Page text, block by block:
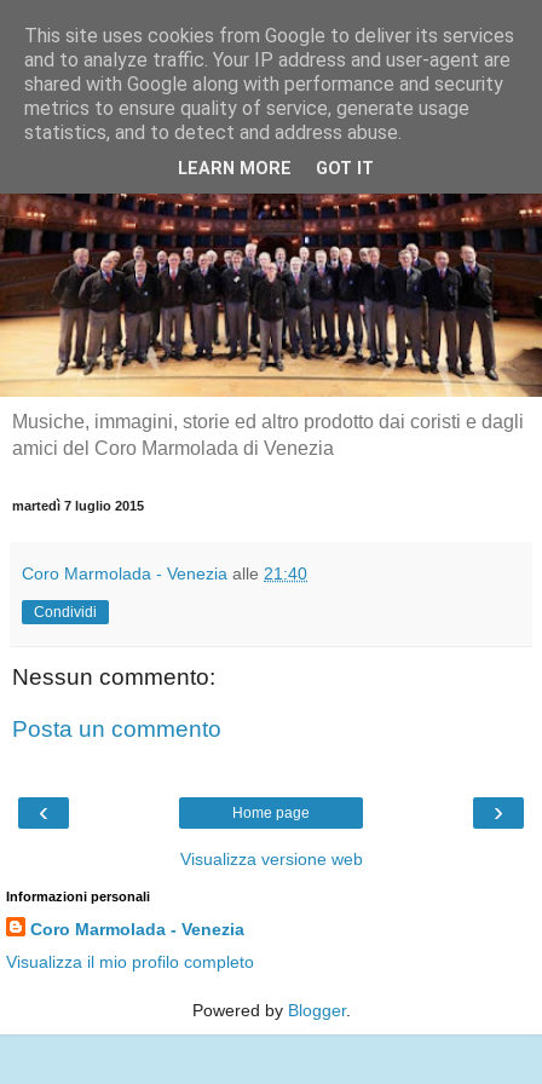
Musiche, immagini, storie ed altro prodotto dai coristi e dagli
amici del Coro Marmolada di Venezia
martedì 7 luglio 2015
Coro Marmolada - Venezia alle 21:40
Condividi
Nessun commento:
Posta un commento
‹ ›
Home page
Visualizza versione web
Informazioni personali
Coro Marmolada - Venezia
Visualizza il mio profilo completo
Powered by Blogger.
This site uses cookies from Google to deliver its services
and to analyze traffic. Your IP address and user-agent are
shared with Google along with performance and security
metrics to ensure quality of service, generate usage
statistics, and to detect and address abuse.
LEARN MORE GOT IT